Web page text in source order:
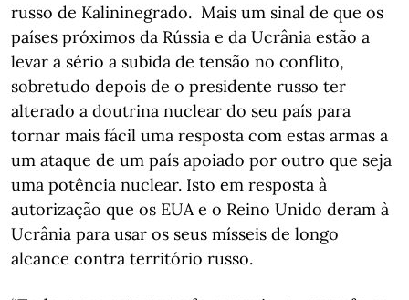
russo de Kalininegrado. Mais um sinal de que os
países próximos da Rússia e da Ucrânia estão a
levar a sério a subida de tensão no conflito,
sobretudo depois de o presidente russo ter
alterado a doutrina nuclear do seu país para
tornar mais fácil uma resposta com estas armas a
um ataque de um país apoiado por outro que seja
uma potência nuclear. Isto em resposta à
autorização que os EUA e o Reino Unido deram à
Ucrânia para usar os seus mísseis de longo
alcance contra território russo.